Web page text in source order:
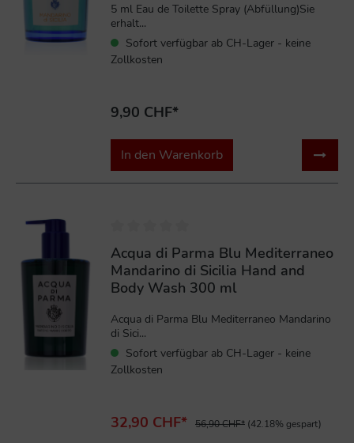
5 ml Eau de Toilette Spray (Abfüllung)Sie
erhalt...
Sofort verfügbar ab CH-Lager - keine
Zollkosten
9,90 CHF*
In den Warenkorb
Acqua di Parma Blu Mediterraneo
Mandarino di Sicilia Hand and
Body Wash 300 ml
Acqua di Parma Blu Mediterraneo Mandarino
di Sici...
Sofort verfügbar ab CH-Lager - keine
Zollkosten
32,90 CHF* 56,90 CHF* (42.18% gespart)